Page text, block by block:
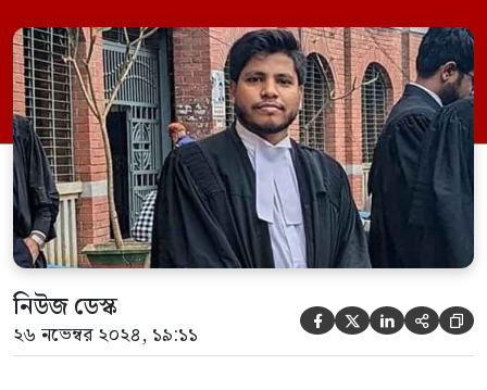
(চমেক) হাসপাতাল কর্তৃপক্ষ তাকে মৃত ঘোষণা
করেন। হামলার এ ঘটনায় আহত ৭-৮ জনকে
হাসপাতালে ভর্তি করা হয়েছে। ঘটনার সত্যতা
নিশ্চিত করেছেন চট্টগ্রাম আদালতের সহকারী
পাবলিক প্রসিকিউটর মোহাম্মদ অ্যাডভোকেট
[…]
নিউজ ডেস্ক
২৬ নভেম্বর ২০২৪, ১৯:১১     